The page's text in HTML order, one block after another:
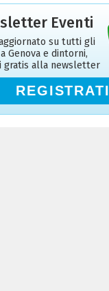
Eventi
su tutti gli
Genova e dintorni,
gratis alla newsletter
REGISTRATI